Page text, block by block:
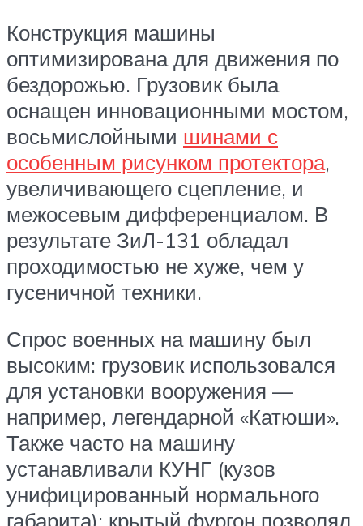
Конструкция машины
оптимизирована для движения по
бездорожью. Грузовик была
оснащен инновационными мостом,
восьмислойными шинами с
особенным рисунком протектора,
увеличивающего сцепление, и
межосевым дифференциалом. В
результате ЗиЛ-131 обладал
проходимостью не хуже, чем у
гусеничной техники.
Спрос военных на машину был
высоким: грузовик использовался
для установки вооружения —
например, легендарной «Катюши».
Также часто на машину
устанавливали КУНГ (кузов
унифицированный нормального
габарита): крытый фургон позволял